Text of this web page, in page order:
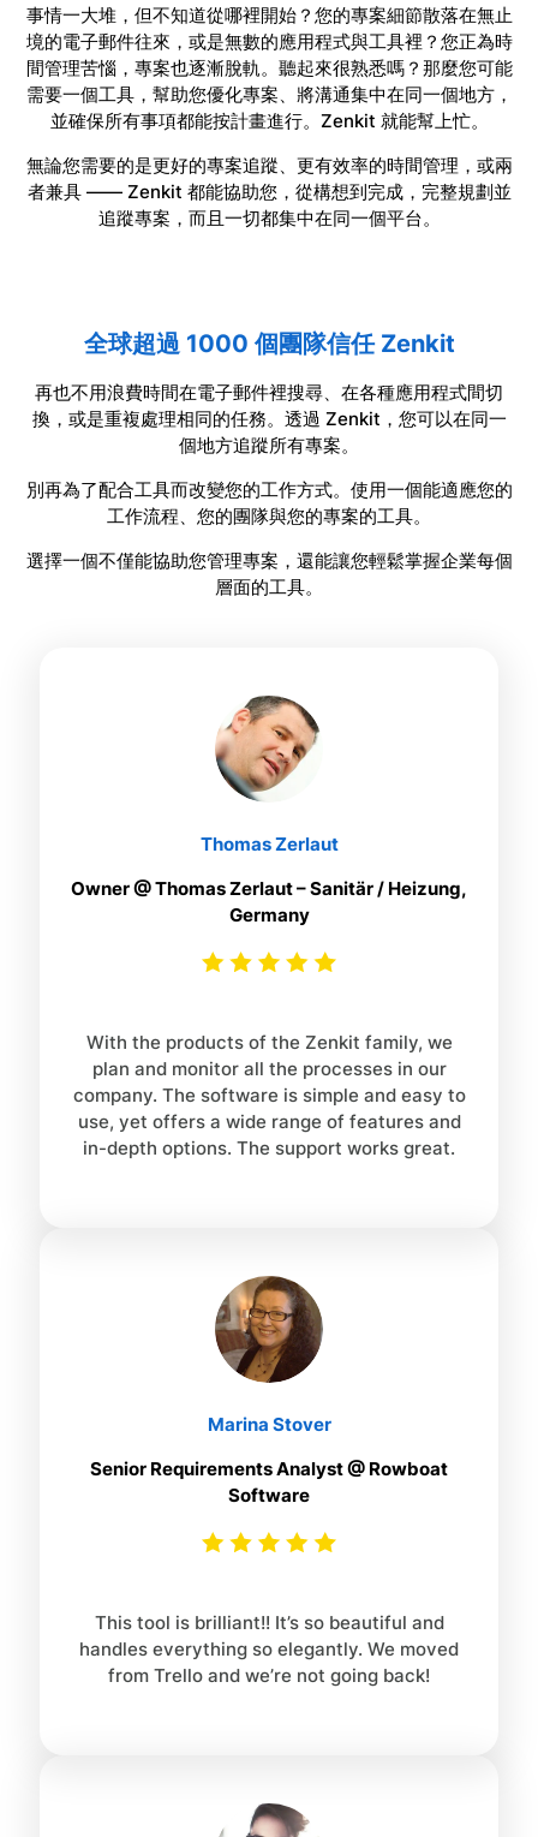
事情一大堆，但不知道從哪裡開始？您的專案細節散落在無止
境的電子郵件往來，或是無數的應用程式與工具裡？您正為時
間管理苦惱，專案也逐漸脫軌。聽起來很熟悉嗎？那麼您可能
需要一個工具，幫助您優化專案、將溝通集中在同一個地方，
並確保所有事項都能按計畫進行。Zenkit 就能幫上忙。
無論您需要的是更好的專案追蹤、更有效率的時間管理，或兩
者兼具 —— Zenkit 都能協助您，從構想到完成，完整規劃並
追蹤專案，而且一切都集中在同一個平台。
全球超過 1000 個團隊信任 Zenkit
再也不用浪費時間在電子郵件裡搜尋、在各種應用程式間切
換，或是重複處理相同的任務。透過 Zenkit，您可以在同一
個地方追蹤所有專案。
別再為了配合工具而改變您的工作方式。使用一個能適應您的
工作流程、您的團隊與您的專案的工具。
選擇一個不僅能協助您管理專案，還能讓您輕鬆掌握企業每個
層面的工具。
Thomas Zerlaut
Owner @ Thomas Zerlaut – Sanitär / Heizung,
Germany
With the products of the Zenkit family, we
plan and monitor all the processes in our
company. The software is simple and easy to
use, yet offers a wide range of features and
in-depth options. The support works great.
Marina Stover
Senior Requirements Analyst @ Rowboat
Software
This tool is brilliant!! It’s so beautiful and
handles everything so elegantly. We moved
from Trello and we’re not going back!